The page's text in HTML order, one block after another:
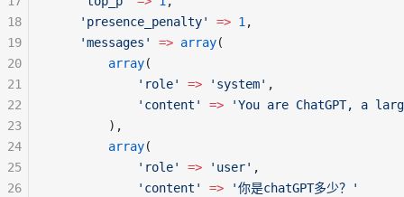
'presence_penalty'
=> 1 ,
'messages'
=> array(
array(
'role'
=> 'system' ,
'content'
=>
'You are ChatGPT, a
        ),
array(
'role'
=> 'user' ,
'content'
=>
'你是chatGPT多少？'
18
19
20
21
22
23
24
25
26